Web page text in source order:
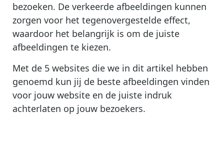
bezoeken. De verkeerde afbeeldingen kunnen
zorgen voor het tegenovergestelde effect,
waardoor het belangrijk is om de juiste
afbeeldingen te kiezen.
Met de 5 websites die we in dit artikel hebben
genoemd kun jij de beste afbeeldingen vinden
voor jouw website en de juiste indruk
achterlaten op jouw bezoekers.